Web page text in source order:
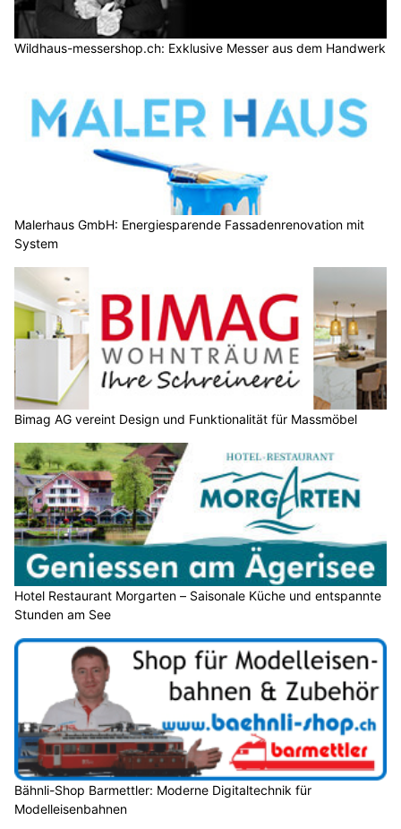
Wildhaus-messershop.ch: Exklusive Messer aus dem Handwerk
Malerhaus GmbH: Energiesparende Fassadenrenovation mit
Bimag AG vereint Design und Funktionalität für Massmöbel
Hotel Restaurant Morgarten – Saisonale Küche und entspannte
Stunden am See
Bähnli-Shop Barmettler: Moderne Digitaltechnik für
Modelleisenbahnen